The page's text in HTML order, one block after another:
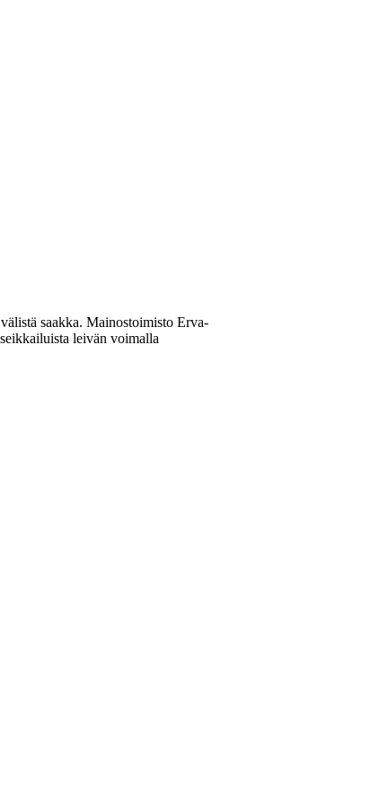
saakka. Mainostoimisto Erva-
leivän voimalla